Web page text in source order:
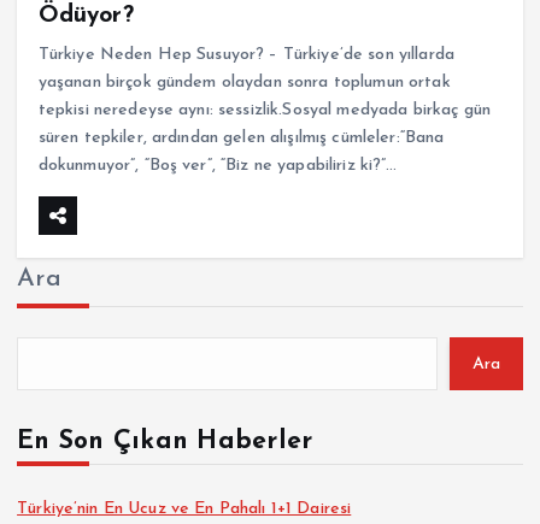
Ödüyor?
Türkiye Neden Hep Susuyor? – Türkiye’de son yıllarda
yaşanan birçok gündem olaydan sonra toplumun ortak
tepkisi neredeyse aynı: sessizlik.Sosyal medyada birkaç gün
süren tepkiler, ardından gelen alışılmış cümleler:“Bana
dokunmuyor”, “Boş ver”, “Biz ne yapabiliriz ki?”…
Ara
Ara
En Son Çıkan Haberler
Türkiye’nin En Ucuz ve En Pahalı 1+1 Dairesi